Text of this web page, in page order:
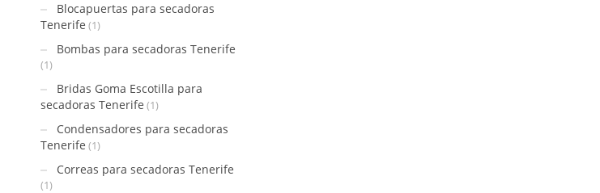
Blocapuertas para secadoras
Tenerife (1)
Bombas para secadoras Tenerife
(1)
Bridas Goma Escotilla para
secadoras Tenerife (1)
Condensadores para secadoras
Tenerife (1)
Correas para secadoras Tenerife
(1)